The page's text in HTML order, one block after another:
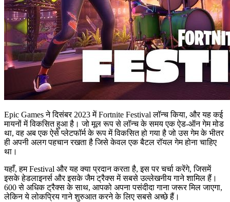
Epic Games ने दिसंबर 2023 में Fortnite Festival लॉन्च किया, और यह कई
मायनों में विकसित हुआ है। जो मूल रूप से लॉन्च के समय एक ऐड-ऑन गेम मोड
था, वह अब एक ऐसे प्लेटफॉर्म के रूप में विकसित हो गया है जो उस गेम के भीतर
ही अपनी अलग पहचान रखता है जिसे केवल एक बैटल रॉयल गेम होना चाहिए
था।
यहाँ, हम Festival और यह क्या प्रदान करता है, इस पर चर्चा करेंगे, जिसमें
इसके हेडलाइनर्स और इसके जैम ट्रैक्स में सबसे उल्लेखनीय गाने शामिल हैं।
600 से अधिक ट्रैक्स के साथ, आपको अपना पसंदीदा गाना जरूर मिल जाएगा,
लेकिन ये लोकप्रिय गाने शुरुआत करने के लिए सबसे अच्छे हैं।